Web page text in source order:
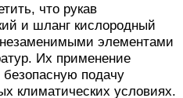
что рукав
и шланг кислородный
элементами
Их применение
подачу
климатических условиях.